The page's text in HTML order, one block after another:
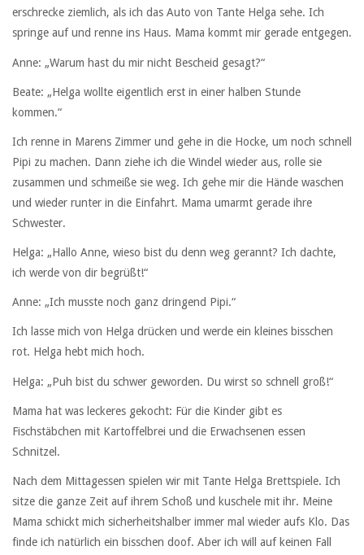
erschrecke ziemlich, als ich das Auto von Tante Helga sehe. Ich
springe auf und renne ins Haus. Mama kommt mir gerade entgegen.
Anne: „Warum hast du mir nicht Bescheid gesagt?“
Beate: „Helga wollte eigentlich erst in einer halben Stunde
kommen.“
Ich renne in Marens Zimmer und gehe in die Hocke, um noch schnell
Pipi zu machen. Dann ziehe ich die Windel wieder aus, rolle sie
zusammen und schmeiße sie weg. Ich gehe mir die Hände waschen
und wieder runter in die Einfahrt. Mama umarmt gerade ihre
Schwester.
Helga: „Hallo Anne, wieso bist du denn weg gerannt? Ich dachte,
ich werde von dir begrüßt!“
Anne: „Ich musste noch ganz dringend Pipi.“
Ich lasse mich von Helga drücken und werde ein kleines bisschen
rot. Helga hebt mich hoch.
Helga: „Puh bist du schwer geworden. Du wirst so schnell groß!“
Mama hat was leckeres gekocht: Für die Kinder gibt es
Fischstäbchen mit Kartoffelbrei und die Erwachsenen essen
Schnitzel.
Nach dem Mittagessen spielen wir mit Tante Helga Brettspiele. Ich
sitze die ganze Zeit auf ihrem Schoß und kuschele mit ihr. Meine
Mama schickt mich sicherheitshalber immer mal wieder aufs Klo. Das
finde ich natürlich ein bisschen doof. Aber ich will auf keinen Fall